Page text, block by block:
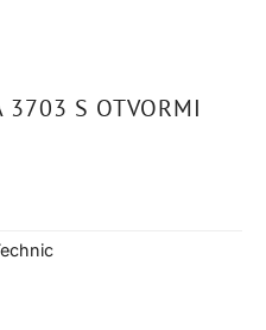
3703 S OTVORMI